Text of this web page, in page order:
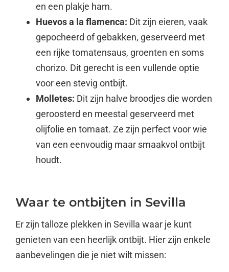
en een plakje ham.
Huevos a la flamenca: Dit zijn eieren, vaak
gepocheerd of gebakken, geserveerd met
een rijke tomatensaus, groenten en soms
chorizo. Dit gerecht is een vullende optie
voor een stevig ontbijt.
Molletes: Dit zijn halve broodjes die worden
geroosterd en meestal geserveerd met
olijfolie en tomaat. Ze zijn perfect voor wie
van een eenvoudig maar smaakvol ontbijt
houdt.
Waar te ontbijten in Sevilla
Er zijn talloze plekken in Sevilla waar je kunt
genieten van een heerlijk ontbijt. Hier zijn enkele
aanbevelingen die je niet wilt missen: